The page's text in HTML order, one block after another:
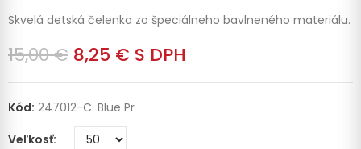
Skvelá detská čelenka zo špeciálneho bavlneného materiálu.
15,00 € 8,25 € S DPH
Kód: 247012-C. Blue Pr
Veľkosť